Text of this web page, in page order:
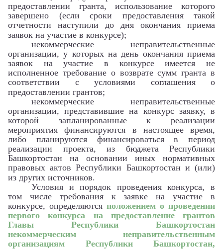
предоставлении гранта, использование которого
завершено (если сроки предоставления такой
отчетности наступили до дня окончания приема
заявок на участие в конкурсе);
некоммерческие неправительственные
организации, у которых на день окончания приема
заявок на участие в конкурсе имеется не
исполненное требование о возврате сумм гранта в
соответствии с условиями соглашения о
предоставлении грантов;
некоммерческие неправительственные
организации, представившие на конкурс заявку, в
которой запланированные к реализации
мероприятия финансируются в настоящее время,
либо планируются финансироваться в период
реализации проекта, из бюджета Республики
Башкортостан на основании иных нормативных
правовых актов Республики Башкортостан и (или)
из других источников.
Условия и порядок проведения конкурса, в
том числе требования к заявке на участие в
конкурсе, определяются положением о проведении
первого конкурса на предоставление грантов
Главы Республики Башкортостан
некоммерческим неправительственным
организациям Республики Башкортостан,